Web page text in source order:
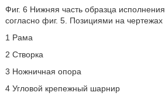
Фиг. 6 Нижняя часть образца
согласно фиг. 5. Позициями на
1 Рама
2 Створка
3 Ножничная опора
4 Угловой крепежный шарнир